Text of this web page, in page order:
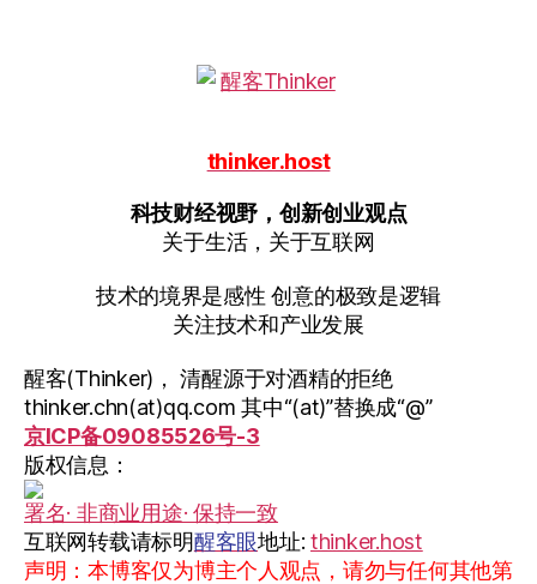
制”
thinker.host
科技财经视野，创新创业观点
关于生活，关于互联网
技术的境界是感性 创意的极致是逻辑
关注技术和产业发展
醒客(Thinker)， 清醒源于对酒精的拒绝
thinker.chn(at)qq.com 其中“(at)”替换成“@”
京ICP备09085526号-3
版权信息：
署名· 非商业用途· 保持一致
互联网转载请标明醒客眼地址: thinker.host
声明：本博客仅为博主个人观点，请勿与任何其他第